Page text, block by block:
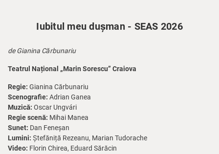
Iubitul meu dușman - SEAS 2026
de Gianina Cărbunariu
Teatrul Național „Marin Sorescu” Craiova
Regie: Gianina Cărbunariu
Scenografie: Adrian Ganea
Muzică: Oscar Ungvári
Regie scenă: Mihai Manea
Sunet: Dan Feneșan
Lumini: Ștefăniță Rezeanu, Marian Tudorache
Video: Florin Chirea, Eduard Sărăcin